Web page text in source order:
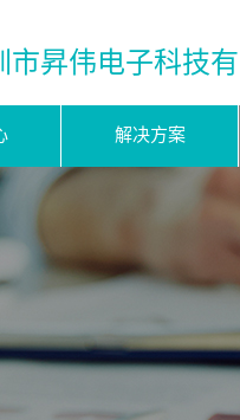
市昇伟电子科技
解决方案